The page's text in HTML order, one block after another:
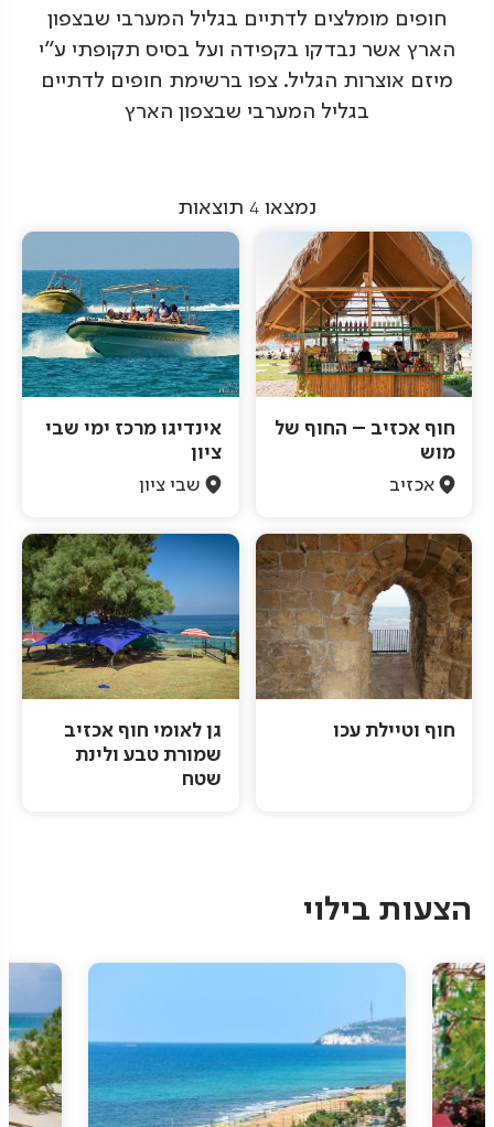
חופים מומלצים לדתיים בגליל המערבי שבצפון
הארץ אשר נבדקו בקפידה ועל בסיס תקופתי ע"י
מיזם אוצרות הגליל. צפו ברשימת חופים לדתיים
בגליל המערבי שבצפון הארץ
נמצאו 4 תוצאות
חוף אכזיב – החוף של
מוש
אכזיב
אינדיגו מרכז ימי שבי
ציון
שבי ציון
חוף וטיילת עכו
גן לאומי חוף אכזיב
שמורת טבע ולינת
שטח
הצעות בילוי